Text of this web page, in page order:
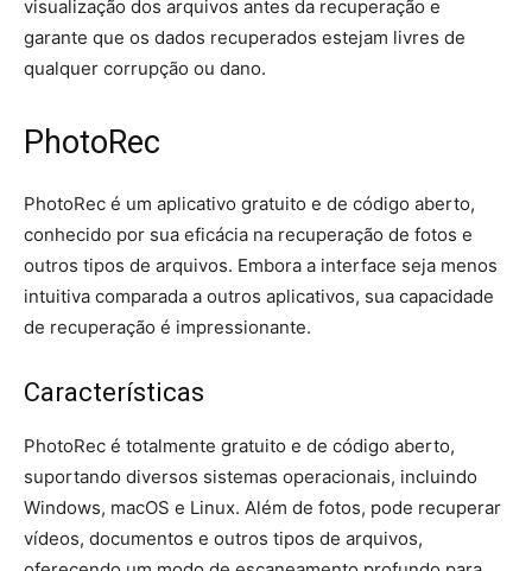
visualização dos arquivos antes da recuperação e
garante que os dados recuperados estejam livres de
qualquer corrupção ou dano.
PhotoRec
PhotoRec é um aplicativo gratuito e de código aberto,
conhecido por sua eficácia na recuperação de fotos e
outros tipos de arquivos. Embora a interface seja menos
intuitiva comparada a outros aplicativos, sua capacidade
de recuperação é impressionante.
Características
PhotoRec é totalmente gratuito e de código aberto,
suportando diversos sistemas operacionais, incluindo
Windows, macOS e Linux. Além de fotos, pode recuperar
vídeos, documentos e outros tipos de arquivos,